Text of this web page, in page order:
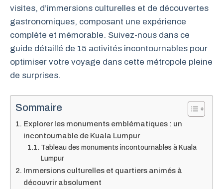
visites, d’immersions culturelles et de découvertes
gastronomiques, composant une expérience
complète et mémorable. Suivez-nous dans ce
guide détaillé de 15 activités incontournables pour
optimiser votre voyage dans cette métropole pleine
de surprises.
Sommaire
Explorer les monuments emblématiques : un
incontournable de Kuala Lumpur
Tableau des monuments incontournables à Kuala
Lumpur
Immersions culturelles et quartiers animés à
découvrir absolument